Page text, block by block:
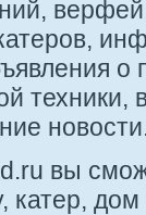
техники,
вы
катер,